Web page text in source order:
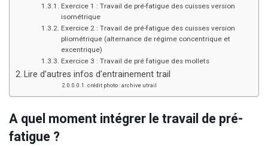
Exercice 1 : Travail de pré-fatigue des cuisses version
isométrique
Exercice 2 : Travail de pré-fatigue des cuisses version
pliométrique (alternance de régime concentrique et
excentrique)
Exercice 3 : Travail de pré fatigue des mollets
Lire d’autres infos d’entrainement trail
crédit photo : archive utrail
A quel moment intégrer le travail de pré-
fatigue ?